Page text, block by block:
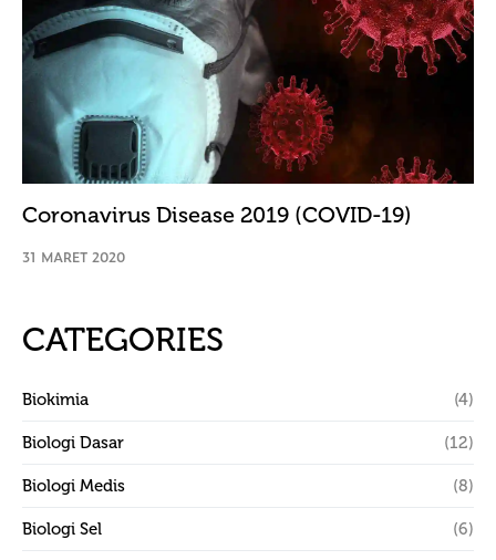
Coronavirus Disease 2019 (COVID-19)
31 MARET 2020
CATEGORIES
Biokimia (4)
Biologi Dasar (12)
Biologi Medis (8)
Biologi Sel (6)